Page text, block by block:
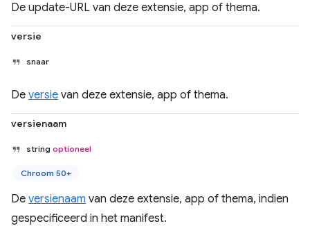
De update-URL van deze extensie, app of thema.
versie
snaar
De versie van deze extensie, app of thema.
versienaam
string optioneel
Chroom 50+
De versienaam van deze extensie, app of thema, indien
gespecificeerd in het manifest.